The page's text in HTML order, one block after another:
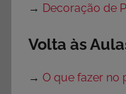
→ Decoração de
Volta às
→ O que fazer no